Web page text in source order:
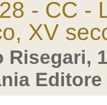
- CC -
XV
Risegari,
Editore